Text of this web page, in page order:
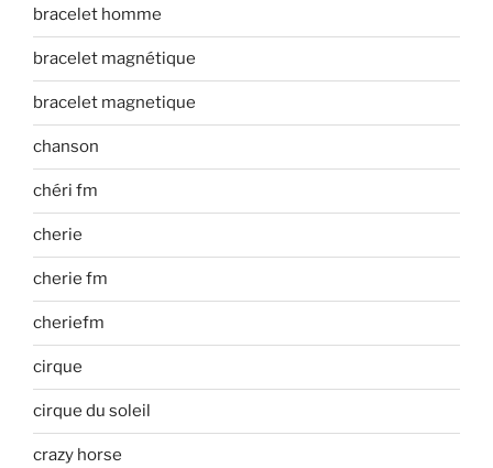
bracelet homme
bracelet magnétique
bracelet magnetique
chanson
chéri fm
cherie
cherie fm
cheriefm
cirque
cirque du soleil
crazy horse